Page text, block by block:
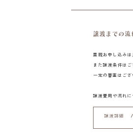
譲渡までの流
里親お申し込み
また譲渡条件はご
一定の審査はご
譲渡費用や流れに
譲渡詳細 /